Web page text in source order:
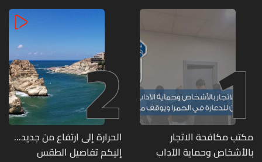
1
مكتب مكافحة الاتجار
بالأشخاص وحماية الآداب
2
الحرارة إلى ارتفاع من جديد...
إليكم تفاصيل الطقس